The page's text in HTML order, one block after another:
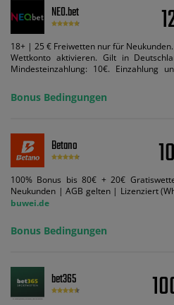
NEO.bet
18+ | 25 € Freiwetten nur für
Wettkonto aktivieren. Gilt in
Mindesteinzahlung: 10€. Einzahlung
Bedingungen können geändert
Suchtrisiken: buwei.de.
Bonus Bedingungen
Betano
100% Bonus bis 80€ + 20€
Neukunden | AGB gelten | Lizenziert
buwei.de
Bonus Bedingungen
bet365